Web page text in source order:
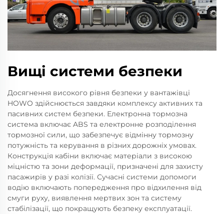
Вищі системи безпеки
Досягнення високого рівня безпеки у вантажівці
HOWO здійснюється завдяки комплексу активних та
пасивних систем безпеки. Електронна тормозна
система включає ABS та електронне розподілення
тормозної сили, що забезпечує відмінну тормозну
потужність та керування в різних дорожніх умовах.
Конструкція кабіни включає матеріали з високою
міцністю та зони деформації, призначені для захисту
пасажирів у разі колізії. Сучасні системи допомоги
водію включають попередження про відхилення від
смуги руху, виявлення мертвих зон та систему
стабілізації, що покращують безпеку експлуатації.